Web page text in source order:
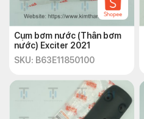
Cụm bơm nước (Thân bơm
nước) Exciter 2021
SKU: B63E11850100